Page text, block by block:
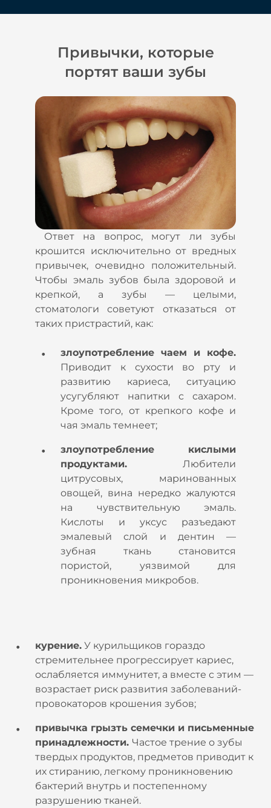
Привычки, которые
портят ваши зубы
Ответ на вопрос, могут ли зубы
крошится исключительно от вредных
привычек, очевидно положительный.
Чтобы эмаль зубов была здоровой и
крепкой, а зубы — целыми,
стоматологи советуют отказаться от
таких пристрастий, как:
злоупотребление чаем и кофе.
Приводит к сухости во рту и
развитию кариеса, ситуацию
усугубляют напитки с сахаром.
Кроме того, от крепкого кофе и
чая эмаль темнеет;
злоупотребление кислыми
продуктами. Любители
цитрусовых, маринованных
овощей, вина нередко жалуются
на чувствительную эмаль.
Кислоты и уксус разъедают
эмалевый слой и дентин —
зубная ткань становится
пористой, уязвимой для
проникновения микробов.
курение. У курильщиков гораздо
стремительнее прогрессирует кариес,
ослабляется иммунитет, а вместе с этим —
возрастает риск развития заболеваний-
провокаторов крошения зубов;
привычка грызть семечки и письменные
принадлежности. Частое трение о зубы
твердых продуктов, предметов приводит к
их стиранию, легкому проникновению
бактерий внутрь и постепенному
разрушению тканей.